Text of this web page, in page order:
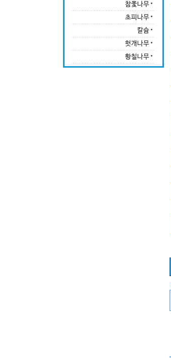
참옻나무
초피나무
칼슘
헛개나무
황칠나무